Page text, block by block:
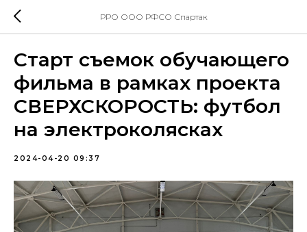
РРО ООО РФСО Спартак
Старт съемок обучающего
фильма в рамках проекта
СВЕРХСКОРОСТЬ: футбол
на электроколясках
2024-04-20 09:37